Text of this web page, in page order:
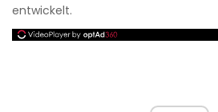
entwickelt.